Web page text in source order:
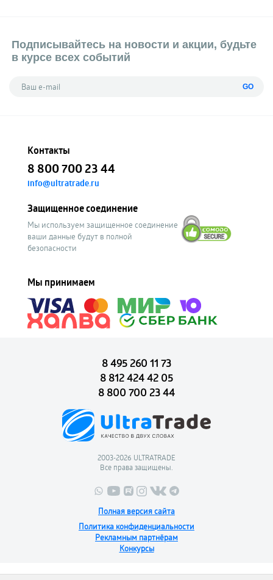
Подписывайтесь на новости и акции, будьте
в курсе всех событий
GO
Контакты
8 800 700 23 44
info@ultratrade.ru
Защищенное соединение
Мы используем защищенное соединение
ваши данные будут в полной
безопасности
Мы принимаем
8 495 260 11 73
8 812 424 42 05
8 800 700 23 44
2003-2026 ULTRATRADE
Все права защищены.
Полная версия сайта
Политика конфиденциальности
Рекламным партнёрам
Конкурсы